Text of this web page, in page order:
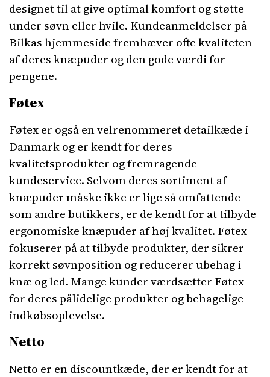
designet til at give optimal komfort og støtte
under søvn eller hvile. Kundeanmeldelser på
Bilkas hjemmeside fremhæver ofte kvaliteten
af deres knæpuder og den gode værdi for
pengene.
Føtex
Føtex er også en velrenommeret detailkæde i
Danmark og er kendt for deres
kvalitetsprodukter og fremragende
kundeservice. Selvom deres sortiment af
knæpuder måske ikke er lige så omfattende
som andre butikkers, er de kendt for at tilbyde
ergonomiske knæpuder af høj kvalitet. Føtex
fokuserer på at tilbyde produkter, der sikrer
korrekt søvnposition og reducerer ubehag i
knæ og led. Mange kunder værdsætter Føtex
for deres pålidelige produkter og behagelige
indkøbsoplevelse.
Netto
Netto er en discountkæde, der er kendt for at